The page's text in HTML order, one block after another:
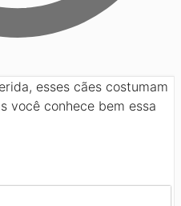
esses cães costumam
você conhece bem essa